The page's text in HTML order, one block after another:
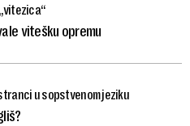
vitešku opremu
u sopstvenom jeziku